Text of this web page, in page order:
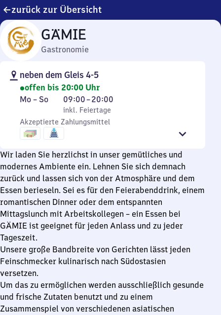
zurück zur Übersicht
GÄMIE
Gastronomie
neben dem Gleis 4-5
offen bis 20:00 Uhr
Montag
Sonntag
Mo – So,
inkl. Feiertage
09:00–20:00
Von
9
Uhr
Uhr
inkl. Feiertage
Akzeptierte Zahlungsmittel
Wir laden Sie herzlichst in unser gemütliches und
modernes Ambiente ein. Lehnen Sie sich demnach
zurück und lassen sich von der Atmosphäre und dem
Essen berieseln. Sei es für den Feierabenddrink, einem
romantischen Dinner oder dem entspannten
Mittagslunch mit Arbeitskollegen – ein Essen bei
GÄMIE ist geeignet für jeden Anlass und zu jeder
Tageszeit.
Unsere große Bandbreite von Gerichten lässt jeden
Feinschmecker kulinarisch nach Südostasien
versetzen.
Um das zu ermöglichen werden ausschließlich gesunde
und frische Zutaten benutzt und zu einem
Zusammenspiel von verschiedenen asiatischen